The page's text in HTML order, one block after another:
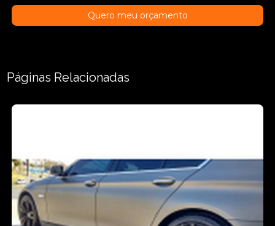
Quero meu orçamento
Páginas Relacionadas